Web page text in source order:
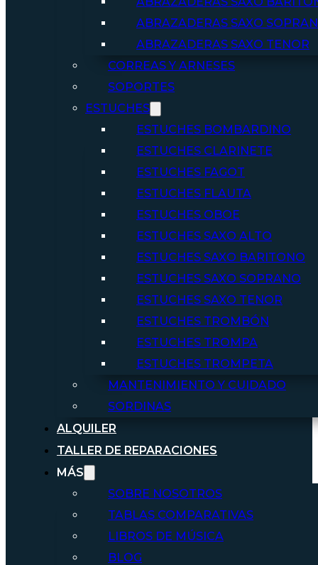
ABRAZADERAS SAXO
ABRAZADERAS SAXO TENOR
CORREAS Y ARNESES
SOPORTES
ESTUCHES
ESTUCHES BOMBARDINO
ESTUCHES CLARINETE
ESTUCHES FAGOT
ESTUCHES FLAUTA
ESTUCHES OBOE
ESTUCHES SAXO ALTO
ESTUCHES SAXO BARITONO
ESTUCHES SAXO SOPRANO
ESTUCHES SAXO TENOR
ESTUCHES TROMBÓN
ESTUCHES TROMPA
ESTUCHES TROMPETA
MANTENIMIENTO Y CUIDADO
SORDINAS
ALQUILER
TALLER DE REPARACIONES
MÁS
SOBRE NOSOTROS
TABLAS COMPARATIVAS
LIBROS DE MÚSICA
BLOG